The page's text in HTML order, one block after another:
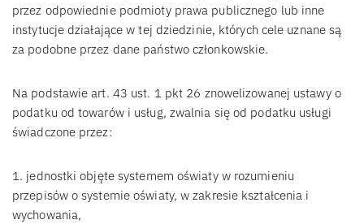
przez odpowiednie podmioty prawa publicznego lub inne
instytucje działające w tej dziedzinie, których cele uznane są
za podobne przez dane państwo członkowskie.
Na podstawie art. 43 ust. 1 pkt 26 znowelizowanej ustawy o
podatku od towarów i usług, zwalnia się od podatku usługi
świadczone przez:
1. jednostki objęte systemem oświaty w rozumieniu
przepisów o systemie oświaty, w zakresie kształcenia i
wychowania,